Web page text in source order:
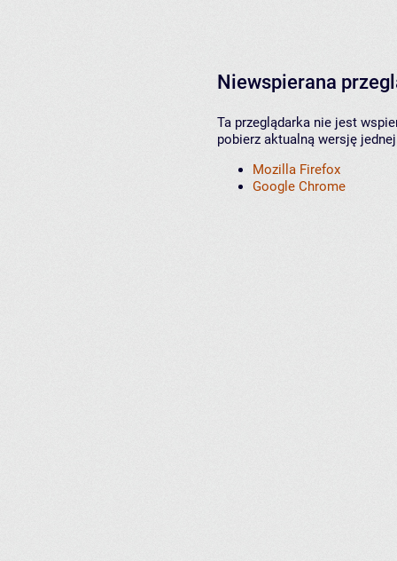
Niewspierana
Ta przeglądarka nie jest
pobierz aktualną wersję
Mozilla Firefox
Google Chrome